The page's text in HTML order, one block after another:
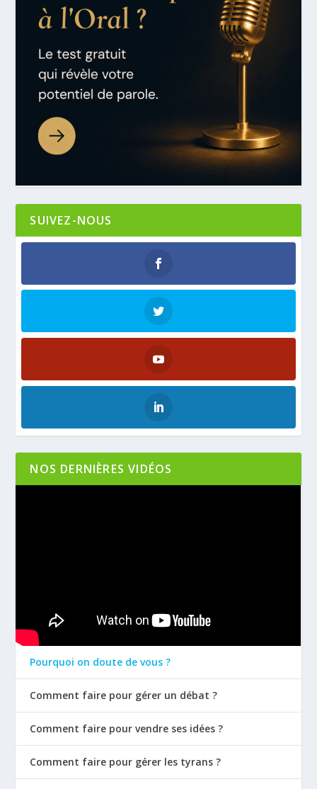
SUIVEZ-NOUS
NOS DERNIÈRES VIDÉOS
Pourquoi on doute de vous ?
Comment faire pour gérer un débat ?
Comment faire pour vendre ses idées ?
Comment faire pour gérer les tyrans ?